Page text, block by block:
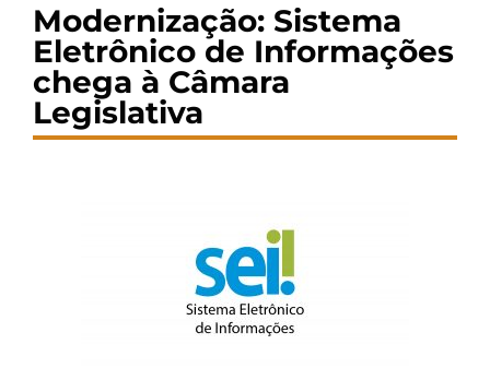
Modernização: Sistema
Eletrônico de Informações
chega à Câmara
Legislativa